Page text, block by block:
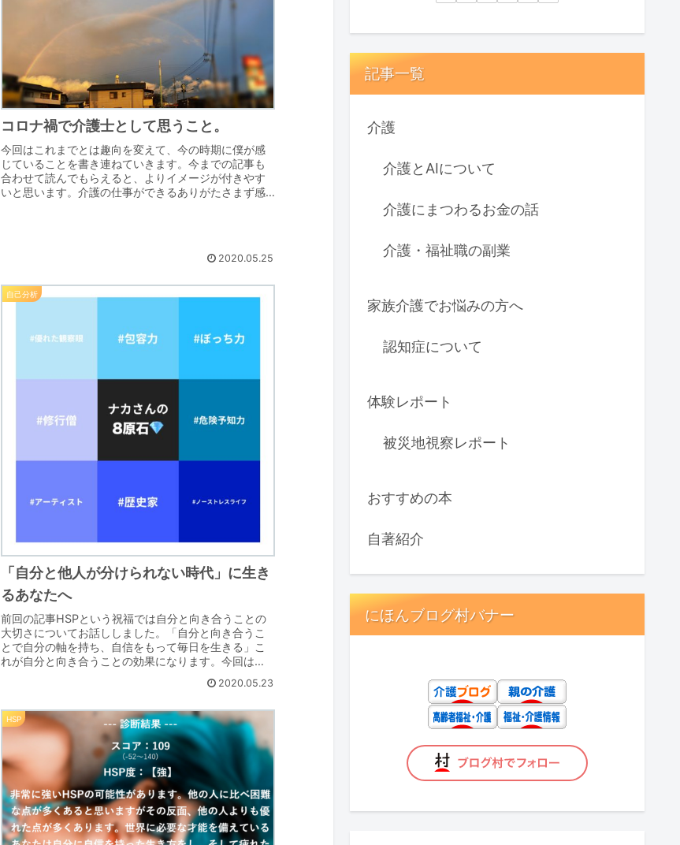
コロナ禍で介護士として思うこと。
今回はこれまでとは趣向を変えて、今の時期に僕が感
じていることを書き連ねていきます。今までの記事も
合わせて読んでもらえると、よりイメージが付きやす
いと思います。介護の仕事ができるありがたさまず感
2020.05.25
自己分析
「自分と他人が分けられない時代」に生き
るあなたへ
前回の記事HSPという祝福では自分と向き合うことの
大切さについてお話ししました。「自分と向き合うこ
とで自分の軸を持ち、自信をもって毎日を生きる」こ
れが自分と向き合うことの効果になります。今回は
2020.05.23
HSP
記事一覧
介護
介護とAIについて
介護にまつわるお金の話
介護・福祉職の副業
家族介護でお悩みの方へ
認知症について
体験レポート
被災地視察レポート
おすすめの本
自著紹介
にほんブログ村バナー